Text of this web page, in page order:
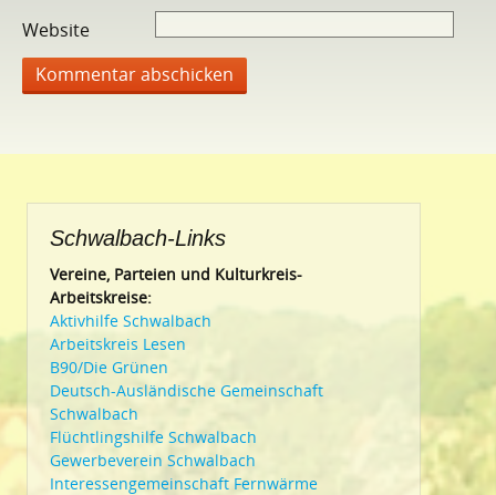
Website
Schwalbach-Links
Vereine, Parteien und Kulturkreis-
Arbeitskreise:
Aktivhilfe Schwalbach
Arbeitskreis Lesen
B90/Die Grünen
Deutsch-Ausländische Gemeinschaft
Schwalbach
Flüchtlingshilfe Schwalbach
Gewerbeverein Schwalbach
Interessengemeinschaft Fernwärme